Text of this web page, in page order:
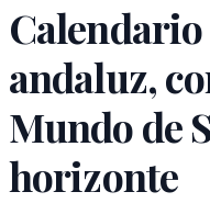
andaluz,
Mundo de
horizonte